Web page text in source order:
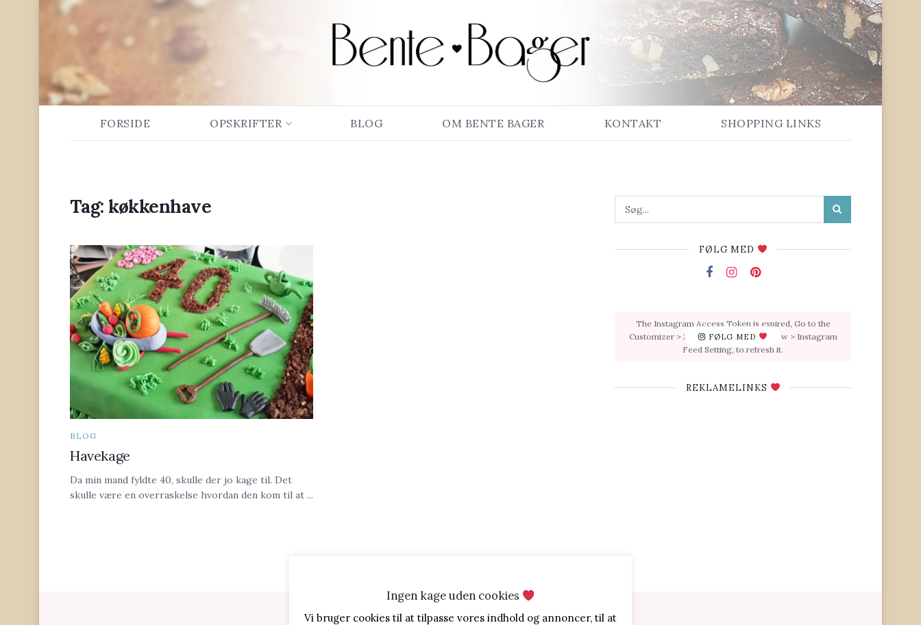
FORSIDE OPSKRIFTER BLOG OM BENTE BAGER KONTAKT SHOPPING LINKS
Tag: køkkenhave
BLOG
Havekage
Da min mand fyldte 40, skulle der jo kage til. Det
skulle være en overraskelse hvordan den kom til at ...
FØLG MED
FØLG MED
The Instagram Access Token is expired, Go to the
Customizer > JNews : Social, Like & View > Instagram
Feed Setting, to refresh it.
REKLAMELINKS
Ingen kage uden cookies
Vi bruger cookies til at tilpasse vores indhold og annoncer, til at